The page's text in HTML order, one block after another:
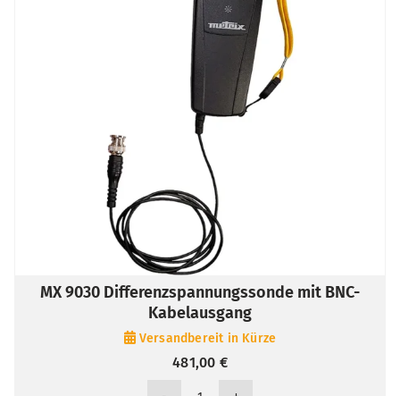
MX 9030 Differenzspannungssonde mit BNC-
Kabelausgang
Versandbereit in Kürze
481,00 €